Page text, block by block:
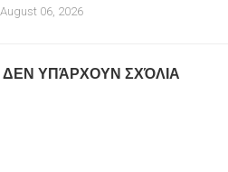
August 06, 2026
ΔΕΝ ΥΠΆΡΧΟΥΝ ΣΧΌΛΙΑ